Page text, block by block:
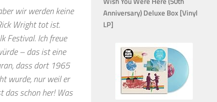
wir werden keine
Wright tot ist.
Festival. Ich freue
– das ist eine
dass dort 1965
wurde, nur weil er
das schon her! Was
Anniversary) Deluxe Box [Vinyl
LP]